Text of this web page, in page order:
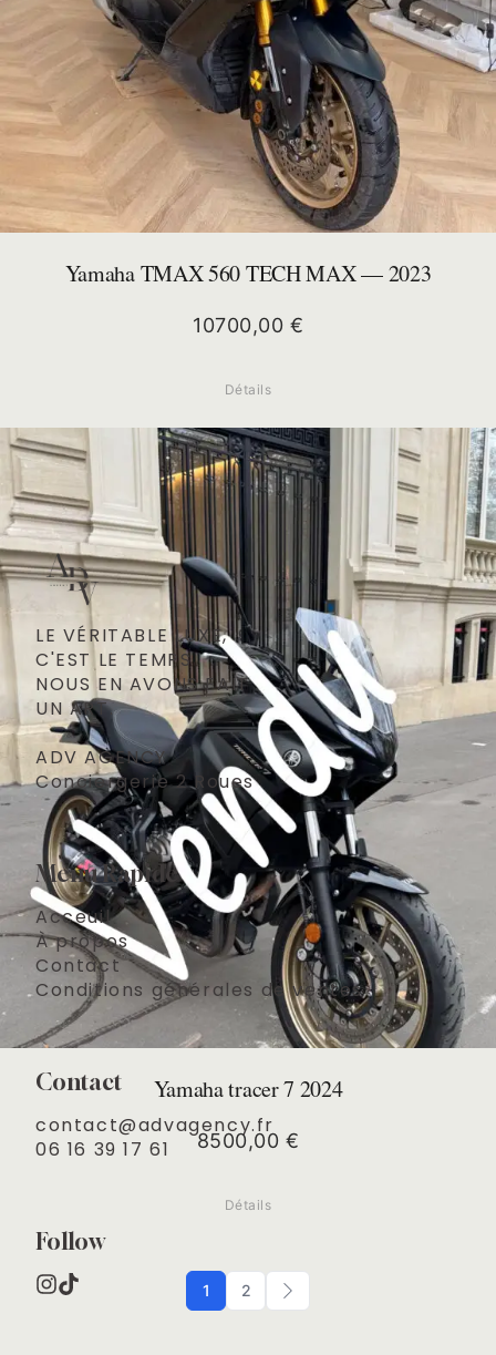
Yamaha TMAX 560 TECH MAX — 2023
10700,00 €
Détails
Yamaha tracer 7 2024
8500,00 €
Détails
1 2
LE VÉRITABLE LUXE,
C'EST LE TEMPS
NOUS EN AVONS FAIT
UN ART.
ADV AGENCY
Conciergerie 2 Roues
Menu Rapide
Acceuil
À propos
Contact
Conditions générales de ventes
Contact
contact@advagency.fr
06 16 39 17 61
Follow